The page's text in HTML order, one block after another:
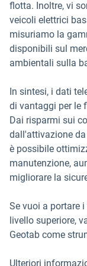
flotta. Inoltre, vi
veicoli elettrici
misuriamo la
disponibili sul
ambientali sulla
In sintesi, i dati
di vantaggi per le
Dai risparmi sui
dall'attivazione
è possibile
manutenzione,
migliorare la
Se vuoi a portare
livello superiore,
Geotab come
Ulteriori